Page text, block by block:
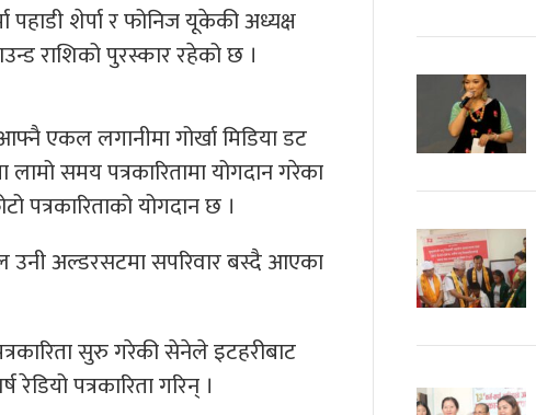
शेर्पा र फोनिज यूकेकी अध्यक्ष
राशिको पुरस्कार रहेको छ ।
एकल लगानीमा गोर्खा मिडिया डट
समय पत्रकारितामा योगदान गरेका
पत्रकारिताको योगदान छ ।
उनी अल्डरसटमा सपरिवार बस्दै आएका
पत्रकारिता सुरु गरेकी सेनेले इटहरीबाट
पत्रकारिता गरिन् ।